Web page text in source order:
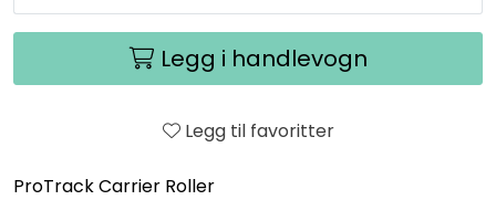
Legg i handlevogn
Legg til favoritter
ProTrack Carrier Roller